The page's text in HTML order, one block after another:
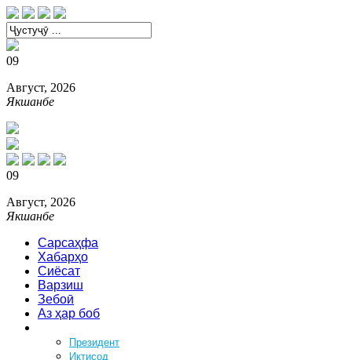
09
Август, 2026
Якшанбе
09
Август, 2026
Якшанбе
Сарсаҳфа
Хабарҳо
Сиёсат
Варзиш
Зебоӣ
Аз ҳар боб
Президент
Иқтисод